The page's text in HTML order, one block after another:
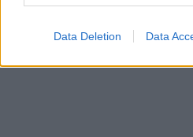
Data Deletion Data